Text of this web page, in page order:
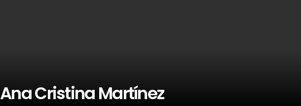
Ana Cristina Martínez